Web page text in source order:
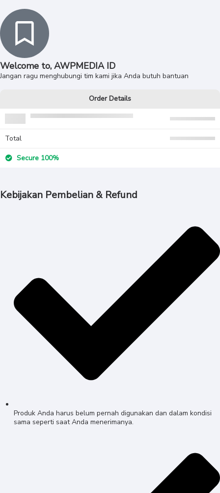
Welcome to, AWPMEDIA ID
Jangan ragu menghubungi tim kami jika Anda butuh bantuan
Order Details
Total
Secure 100%
Kebijakan Pembelian & Refund
Produk Anda harus belum pernah digunakan dan dalam kondisi
sama seperti saat Anda menerimanya.